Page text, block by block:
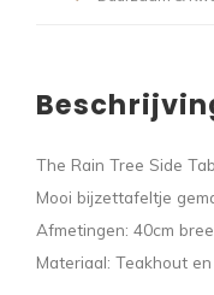
The Rain Tree Side
Mooi bijzettafeltje
Afmetingen: 40cm
Materiaal: Teakhout